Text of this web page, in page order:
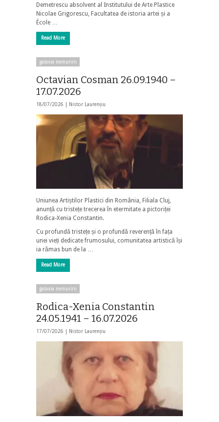
Demetrescu absolvent al Institutului de Arte Plastice
Nicolae Grigorescu, Facultatea de istoria artei și a
École …
Read More
galaxia nemuririi
Octavian Cosman 26.09.1940 –
17.07.2026
18/07/2026 | Nistor Laurențiu
Uniunea Artiștilor Plastici din România, Filiala Cluj,
anunță cu tristețe trecerea în etermitate a pictoriței
Rodica-Xenia Constantin.
Cu profundă tristețe și o profundă reverență în fața
unei vieți dedicate frumosului, comunitatea artistică își
ia rămas bun de la …
Read More
galaxia nemuririi
Rodica-Xenia Constantin
24.05.1941 – 16.07.2026
17/07/2026 | Nistor Laurențiu